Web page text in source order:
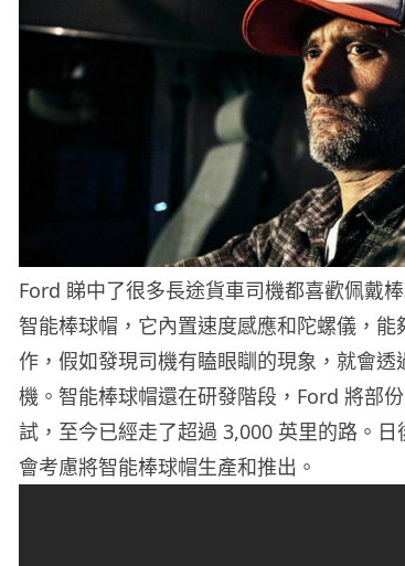
Ford 睇中了很多長途貨車司機都喜歡佩戴
智能棒球帽，它內置速度感應和陀螺儀，能
作，假如發現司機有瞌眼瞓的現象，就會透
機。智能棒球帽還在研發階段，Ford 將部
試，至今已經走了超過 3,000 英里的路。
會考慮將智能棒球帽生產和推出。